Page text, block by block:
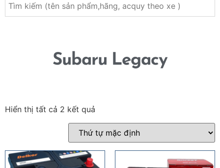
Subaru Legacy
Hiển thị tất cả 2 kết quả